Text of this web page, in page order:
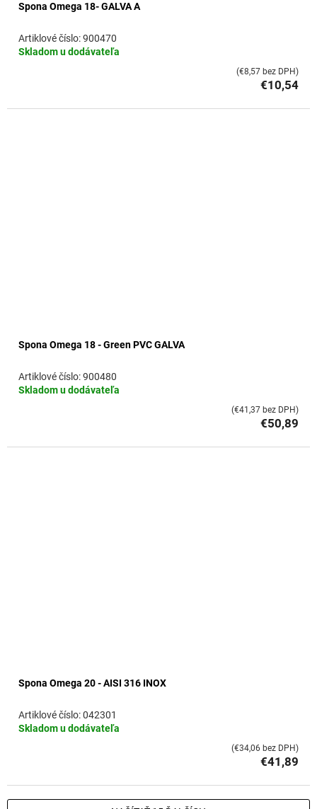
Spona Omega 18- GALVA A
Skladom u dodávateľa
900470
€10,54
(€8,57 bez DPH)
Spona Omega 18 - Green PVC GALVA
Skladom u dodávateľa
900480
€50,89
(€41,37 bez DPH)
Spona Omega 20 - AISI 316 INOX
Skladom u dodávateľa
042301
€41,89
(€34,06 bez DPH)